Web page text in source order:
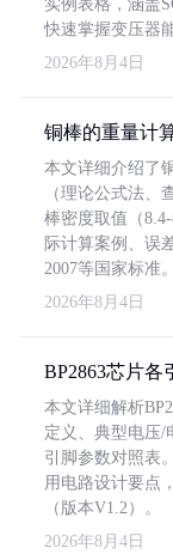
实例表格，涵盖
快速掌握变压器
2026年8月4日
铜棒的重量计
本文详细介绍了
（理论公式法、
棒密度取值（
际计算案例、误
2007等国家标准。
2026年8月4日
BP2863芯片各
本文详细解析
定义、典型电压/
引脚参数对照表
用电路设计要点
（版本V1.2）。
2026年8月4日